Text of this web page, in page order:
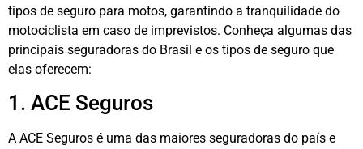
tipos de seguro para motos, garantindo a tranquilidade do
motociclista em caso de imprevistos. Conheça algumas das
principais seguradoras do Brasil e os tipos de seguro que
elas oferecem:
1. ACE Seguros
A ACE Seguros é uma das maiores seguradoras do país e